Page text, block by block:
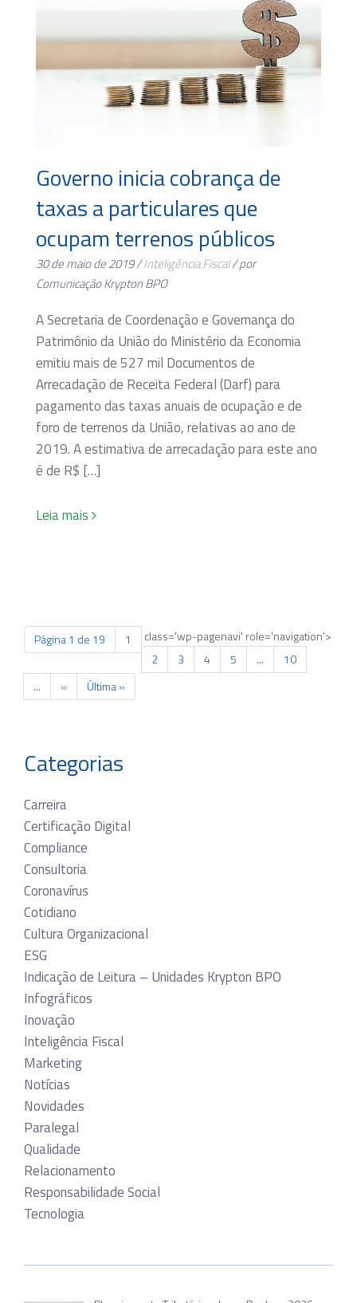
Governo inicia cobrança de
taxas a particulares que
ocupam terrenos públicos
30 de maio de 2019 /Inteligência Fiscal/ por
Comunicação Krypton BPO
A Secretaria de Coordenação e Governança do
Patrimônio da União do Ministério da Economia
emitiu mais de 527 mil Documentos de
Arrecadação de Receita Federal (Darf) para
pagamento das taxas anuais de ocupação e de
foro de terrenos da União, relativas ao ano de
2019. A estimativa de arrecadação para este ano
é de R$ […]
Leia mais
class='wp-pagenavi' role='navigation'>
Página 1 de 19
1
2
3 4 5 ...
10
...
» Última »
Categorias
Carreira
Certificação Digital
Compliance
Consultoria
Coronavírus
Cotidiano
Cultura Organizacional
ESG
Indicação de Leitura – Unidades Krypton BPO
Infográficos
Inovação
Inteligência Fiscal
Marketing
Notícias
Novidades
Paralegal
Qualidade
Relacionamento
Responsabilidade Social
Tecnologia